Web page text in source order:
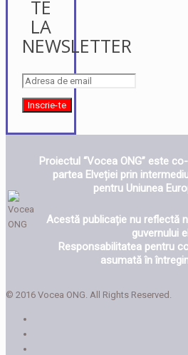
TE
LA
NEWSLETTER
Proiectul “Vocea ONG” este
partea Elveției prin
pentru Uniunea
Acestă publicație nu reflectă
guvernului
Responsabilitatea pentru
asumată în
© 2016 Vocea ONG. All Rights Reserved.